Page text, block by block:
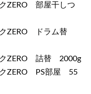
ZERO 部屋干しつ
クZERO ドラム替
クZERO 詰替 2000g
クZERO PS部屋 55